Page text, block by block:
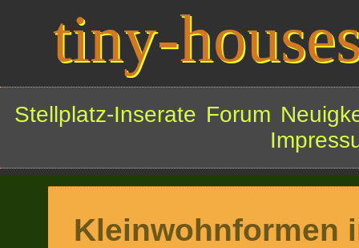
tiny-
Stellplatz-Inserate Forum
Kleinwohnformen